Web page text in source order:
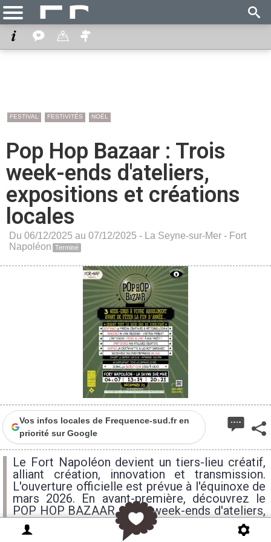
FESTIVAL FESTIVITÉS NOËL
Pop Hop Bazaar : Trois
week-ends d'ateliers,
expositions et créations
locales
Du 06/12/2025 au 07/12/2025 - La Seyne-sur-Mer - Fort
Napoléon Terminé
Vos infos locales de Frequence-sud.fr en
priorité sur Google
Le Fort Napoléon devient un tiers-lieu créatif,
alliant création, innovation et transmission.
L'ouverture officielle est prévue à l'équinoxe de
mars 2026. En avant-première, découvrez le
POP HOP BAZAAR : trois week-ends d'ateliers,
expositions et créations locales, pour explorer
dès maintenant l'univers créatif du futur tiers-